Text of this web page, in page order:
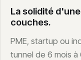
SEO
La solidité
couches.
PME, startup ou
tunnel de 6 mois à